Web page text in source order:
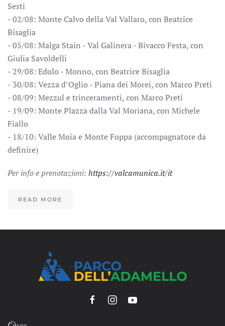
Sesti
- 02/08: Monte Calvo della Val Vallaro, con Beatrice
Bisaglia
- 05/08: Malga Stain - Val Galinera - Bivacco Festa, con
Giulia Savoldelli
- 29/08: Edolo - Monno, con Beatrice Bisaglia
- 30/08: Vezza d’Oglio - Piana dei Morei, con Marco Preti
- 08/09: Mezzul e trinceramenti, con Marco Preti
- 19/09: Monte Plazza dalla Val Moriana, con Michele
Fiallo
- 18/10: Valle Moia e Monte Foppa (accompagnatore da
definire)
Per info e prenotazioni: https://valcamunica.it/it
READ MORE